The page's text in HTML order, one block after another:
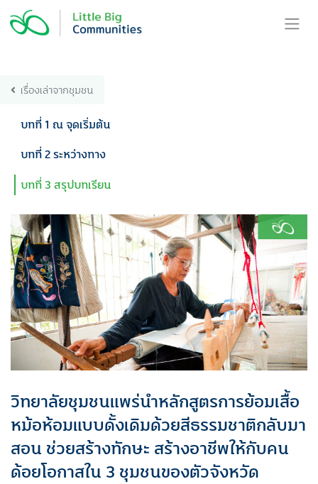
content
เรื่องเล่าจากชุมชน
บทที่ 1 ณ จุดเริ่มต้น
บทที่ 2 ระหว่างทาง
บทที่ 3 สรุปบทเรียน
วิทยาลัยชุมชนแพร่นำหลักสูตรการย้อมเสื้อ
หม้อห้อมแบบดั้งเดิมด้วยสีธรรมชาติกลับมา
สอน ช่วยสร้างทักษะ สร้างอาชีพให้กับคน
ด้อยโอกาสใน 3 ชุมชนของตัวจังหวัด